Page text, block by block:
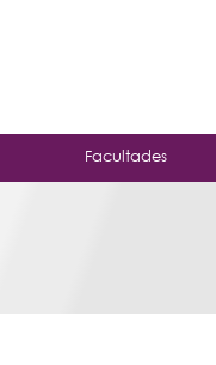
Facultades